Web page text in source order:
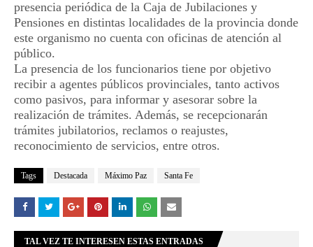
presencia periódica de la Caja de Jubilaciones y
Pensiones en distintas localidades de la provincia donde
este organismo no cuenta con oficinas de atención al
público.
La presencia de los funcionarios tiene por objetivo
recibir a agentes públicos provinciales, tanto activos
como pasivos, para informar y asesorar sobre la
realización de trámites. Además, se recepcionarán
trámites jubilatorios, reclamos o reajustes,
reconocimiento de servicios, entre otros.
Tags Destacada Máximo Paz Santa Fe
TAL VEZ TE INTERESEN ESTAS ENTRADAS